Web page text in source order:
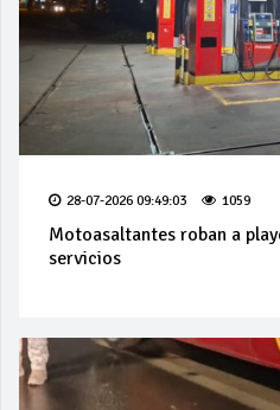
28-07-2026 09:49:03 1059
Motoasaltantes roban a
servicios